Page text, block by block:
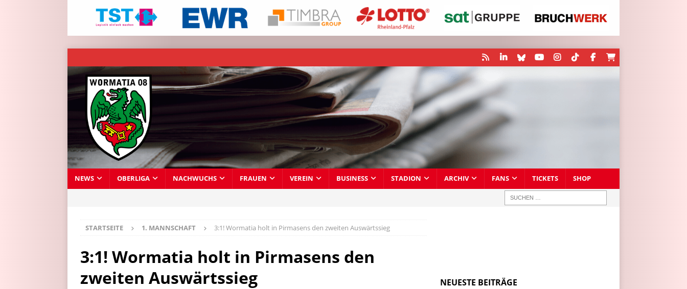
NEWS OBERLIGA NACHWUCHS FRAUEN VEREIN BUSINESS STADION ARCHIV FANS TICKETS SHOP
STARTSEITE 1. MANNSCHAFT 3:1! Wormatia holt in Pirmasens den zweiten Auswärtssieg
3:1! Wormatia holt in Pirmasens den
zweiten Auswärtssieg
NEUESTE BEITRÄGE